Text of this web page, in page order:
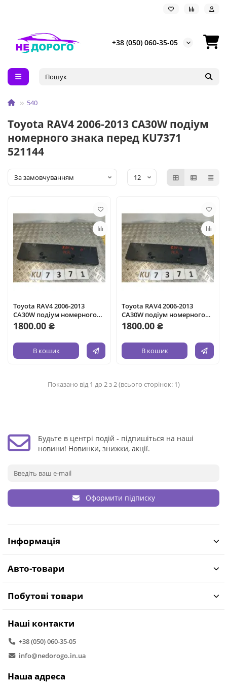
+38 (050) 060-35-05
540
Toyota RAV4 2006-2013 CA30W подіум
номерного знака перед KU7371
521144
Toyota RAV4 2006-2013
CA30W подіум номерного
знака перед KU7371 521144
1800.00 ₴
В кошик
Toyota RAV4 2006-2013
CA30W подіум номерного
знака перед KU7371 521144
1800.00 ₴
В кошик
Показано від 1 до 2 з 2 (всього сторінок: 1)
Будьте в центрі подій - підпишіться на наші
новини! Новинки, знижки, акції.
Оформити підписку
Інформація
Авто-товари
Побутові товари
Наші контакти
+38 (050) 060-35-05
info@nedorogo.in.ua
Наша адреса